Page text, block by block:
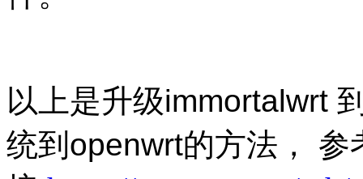
以上是升级immortalwrt
统到openwrt的方法，